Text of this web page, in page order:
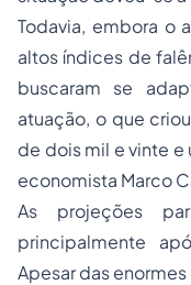
Todavia, embora o
altos índices de
buscaram se
atuação, o que
de dois mil e vinte
economista Marco
As projeções
principalmente
Apesar das